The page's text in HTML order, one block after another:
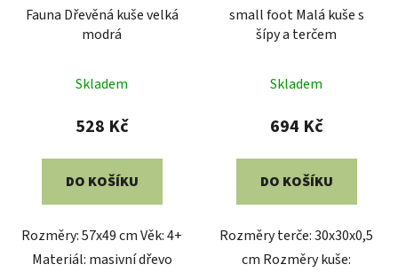
Fauna Dřevěná kuše velká
modrá
Skladem
528 Kč
DO KOŠÍKU
Rozměry: 57x49 cm Věk: 4+
Materiál: masivní dřevo
small foot Malá kuše s
šípy a terčem
Skladem
694 Kč
DO KOŠÍKU
Rozměry terče: 30x30x0,5
cm Rozměry kuše: